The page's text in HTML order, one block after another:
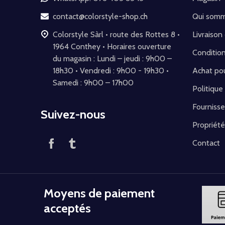
contact@colorstyle-shop.ch
Colorstyle Sàrl • route des Rottes 8 •
1964 Conthey • Horaires ouverture
du magasin : Lundi – jeudi : 9h00 –
18h30 • Vendredi : 9h00 - 19h30 •
Samedi : 9h00 – 17h00
Suivez-nous
Qui
Achat
Contact
Moyens de paiement
acceptés